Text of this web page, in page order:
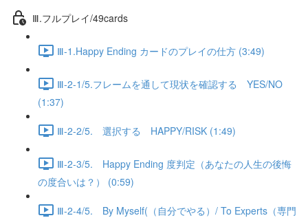
Ⅲ.フルプレイ/49cards
Ⅲ-1.Happy Ending カードのプレイの仕方 (3:49)
Ⅲ-2-1/5.フレームを通して現状を確認する YES/NO
(1:37)
Ⅲ-2-2/5. 選択する HAPPY/RISK (1:49)
Ⅲ-2-3/5. Happy Ending 度判定（あなたの人生の後悔
の度合いは？） (0:59)
Ⅲ-2-4/5. By Myself(（自分でやる）/ To Experts（専門